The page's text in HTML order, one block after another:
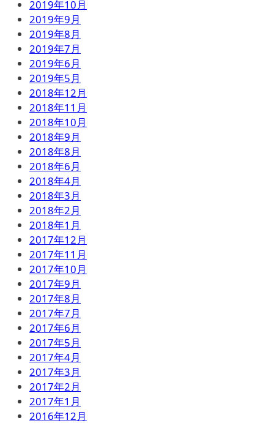
2019年10月
2019年9月
2019年8月
2019年7月
2019年6月
2019年5月
2018年12月
2018年11月
2018年10月
2018年9月
2018年8月
2018年6月
2018年4月
2018年3月
2018年2月
2018年1月
2017年12月
2017年11月
2017年10月
2017年9月
2017年8月
2017年7月
2017年6月
2017年5月
2017年4月
2017年3月
2017年2月
2017年1月
2016年12月